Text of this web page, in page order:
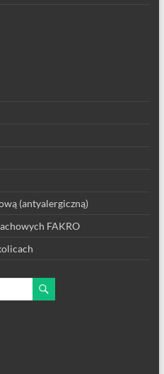
(antyalergiczną)
FAKRO